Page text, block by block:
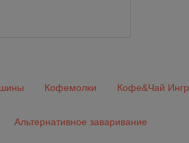
Кофемолки Кофе&Чай
Альтернативное заваривание